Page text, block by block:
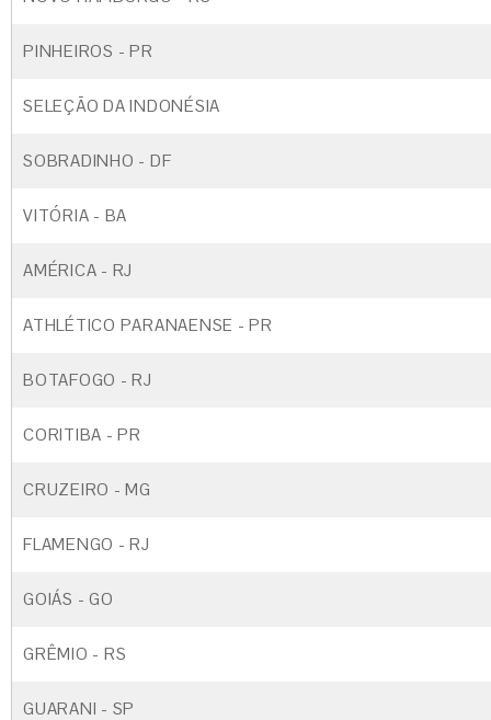
PINHEIROS - PR
SELEÇÃO DA INDONÉSIA
SOBRADINHO - DF
VITÓRIA - BA
AMÉRICA - RJ
ATHLÉTICO PARANAENSE - PR
BOTAFOGO - RJ
CORITIBA - PR
CRUZEIRO - MG
FLAMENGO - RJ
GOIÁS - GO
GRÊMIO - RS
GUARANI - SP